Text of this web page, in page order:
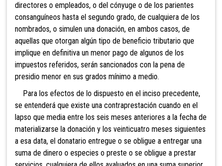
directores o empleados, o del cónyuge o de los parientes
consanguíneos hasta el segundo grado, de cualquiera de los
nombrados, o simulen una donación, en ambos casos, de
aquellas que otorgan algún tipo de beneficio tributario que
implique en definitiva un menor pago de algunos de los
impuestos referidos, serán sancionados con la pena de
presidio menor en sus grados mínimo a medio.
Para los efectos de lo dispuesto en el inciso precedente,
se entenderá que existe una contraprestación cuando en el
lapso que media entre los seis meses anteriores a la fecha de
materializarse la donación y los veinticuatro meses siguientes
a esa data, el donatario entregue o se obligue a entregar una
suma de dinero o especies o preste o se obligue a prestar